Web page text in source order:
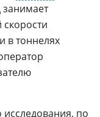
занимает
в тоннелях
исследования, по